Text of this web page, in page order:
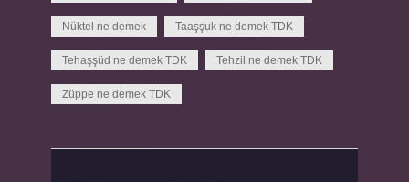
Nüktel ne demek Taaşşuk ne demek TDK
Tehaşşüd ne demek TDK Tehzil ne demek TDK
Züppe ne demek TDK